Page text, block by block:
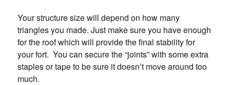
Your structure size will depend on how many
triangles you made. Just make sure you have enough
for the roof which will provide the final stability for
your fort. You can secure the “joints” with some extra
staples or tape to be sure it doesn’t move around too
much.